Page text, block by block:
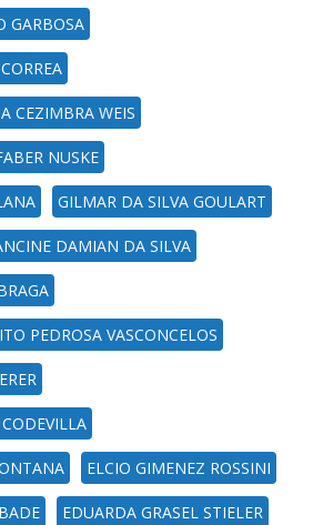
GARBOSA
CEZIMBRA WEIS
NUSKE
GILMAR DA SILVA GOULART
DAMIAN DA SILVA
PEDROSA VASCONCELOS
ELCIO GIMENEZ ROSSINI
EDUARDA GRASEL STIELER